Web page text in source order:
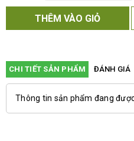
THÊM VÀO GIỎ
CHI TIẾT SẢN PHẨM ĐÁNH GIÁ
Thông tin sản phẩm đang